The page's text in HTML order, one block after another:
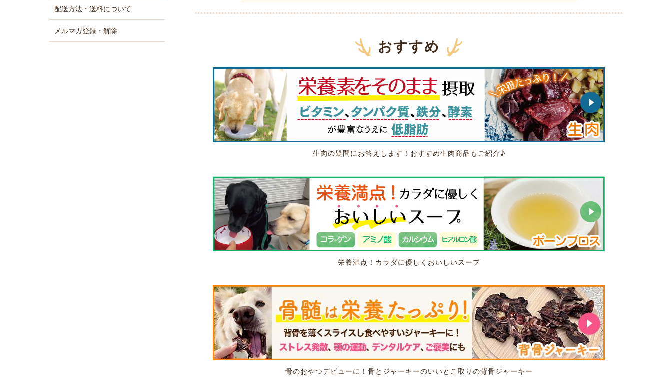
おすすめ
生肉の疑問にお答えします！おすすめ生肉商品もご紹介♪
栄養満点！カラダに優しくおいしいスープ
骨のおやつデビューに！骨とジャーキーのいいとこ取りの背骨ジャーキー
配送方法・送料について
メルマガ登録・解除